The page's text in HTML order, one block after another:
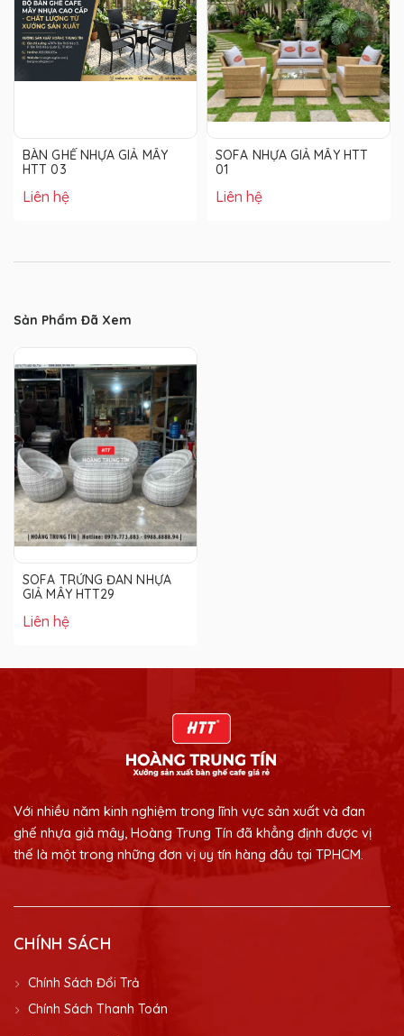
BÀN GHẾ NHỰA GIẢ MÂY
HTT 03
Liên hệ
SOFA NHỰA GIẢ MÂY HTT
01
Liên hệ
Sản Phẩm Đã Xem
SOFA TRỨNG ĐAN NHỰA
GIẢ MÂY HTT29
Liên hệ
Với nhiều năm kinh nghiệm trong lĩnh vực sản xuất và đan
ghế nhựa giả mây, Hoàng Trung Tín đã khẳng định được vị
thế là một trong những đơn vị uy tín hàng đầu tại TPHCM.
CHÍNH SÁCH
Chính Sách Đổi Trả
Chính Sách Thanh Toán